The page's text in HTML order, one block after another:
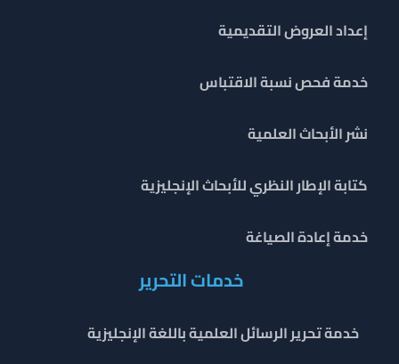
إعداد العروض التقديمية
خدمة فحص نسبة الاقتباس
نشر الأبحاث العلمية
كتابة الإطار النظري للأبحاث الإنجليزية
خدمة إعادة الصياغة
خدمات التحرير
خدمة تحرير الرسائل العلمية باللغة الإنجليزية